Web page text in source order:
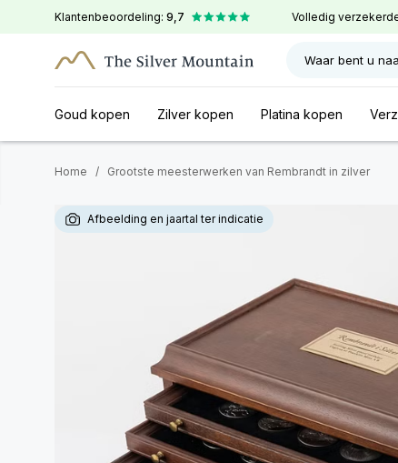
Klantenbeoordeling: 9,7 Volledig
Waar bent u
Goud kopen Zilver kopen Platina kopen
Home / Grootste meesterwerken van Rembrandt in zilver
Afbeelding en jaartal ter indicatie